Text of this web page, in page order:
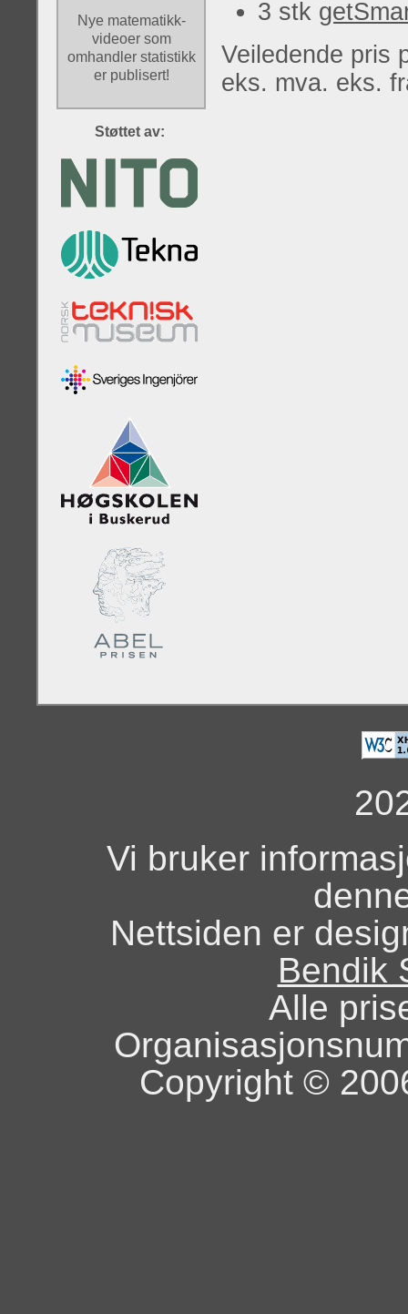
3 stk
Veiledende pris
eks. mva. eks.
Nye matematikk-
videoer som
omhandler statistikk
er publisert!
Støttet av:
Vi bruker
Nettsiden er
Bendik
Alle
Copyright ©